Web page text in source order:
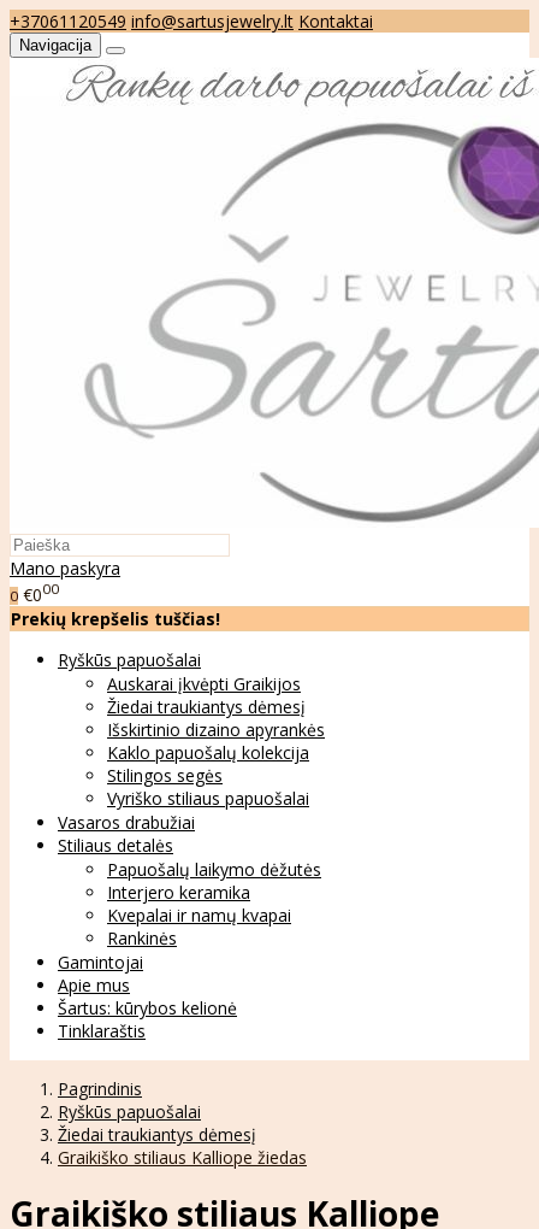
+37061120549 info@sartusjewelry.lt Kontaktai
Navigacija
Mano paskyra
0 €000
Prekių krepšelis tuščias!
Ryškūs papuošalai
Auskarai įkvėpti Graikijos
Žiedai traukiantys dėmesį
Išskirtinio dizaino apyrankės
Kaklo papuošalų kolekcija
Stilingos segės
Vyriško stiliaus papuošalai
Vasaros drabužiai
Stiliaus detalės
Papuošalų laikymo dėžutės
Interjero keramika
Kvepalai ir namų kvapai
Rankinės
Gamintojai
Apie mus
Šartus: kūrybos kelionė
Tinklaraštis
Pagrindinis
Ryškūs papuošalai
Žiedai traukiantys dėmesį
Graikiško stiliaus Kalliope žiedas
Graikiško stiliaus Kalliope